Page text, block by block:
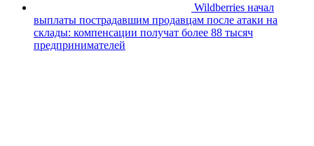
Wildberries начал
выплаты пострадавшим продавцам после атаки на
склады: компенсации получат более 88 тысяч
предпринимателей